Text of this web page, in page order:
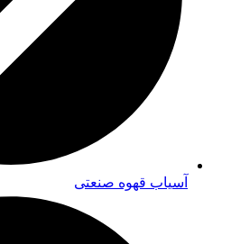
آسیاب قهوه صنعتی